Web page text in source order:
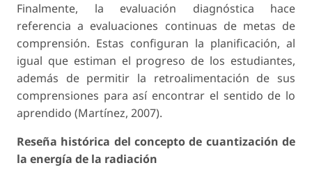
Finalmente, la evaluación diagnóstica hace
referencia a evaluaciones continuas de metas de
comprensión. Estas configuran la planificación, al
igual que estiman el progreso de los estudiantes,
además de permitir la retroalimentación de sus
comprensiones para así encontrar el sentido de lo
aprendido (Martínez, 2007).
Reseña histórica del concepto de cuantización de
la energía de la radiación